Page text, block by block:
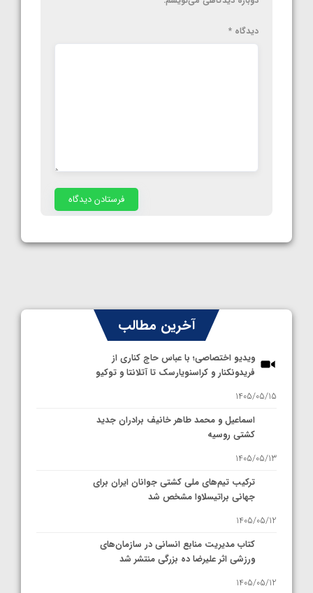
دیدگاه *
آخرین مطالب
ویدیو اختصاصی؛ با عباس حاج کناری از
فریدونکنار و کراسنویارسک تا آتلانتا و توکیو
1405/05/15
اسماعیل و محمد طاهر خانیف برادران جدید
کشتی روسیه
1405/05/13
ترکیب تیم‌های ملی کشتی جوانان ایران برای
جهانی براتیسلاوا مشخص شد
1405/05/12
کتاب مدیریت منابع انسانی در سازمان‌های
ورزشی اثر علیرضا ده بزرگی منتشر شد
1405/05/12